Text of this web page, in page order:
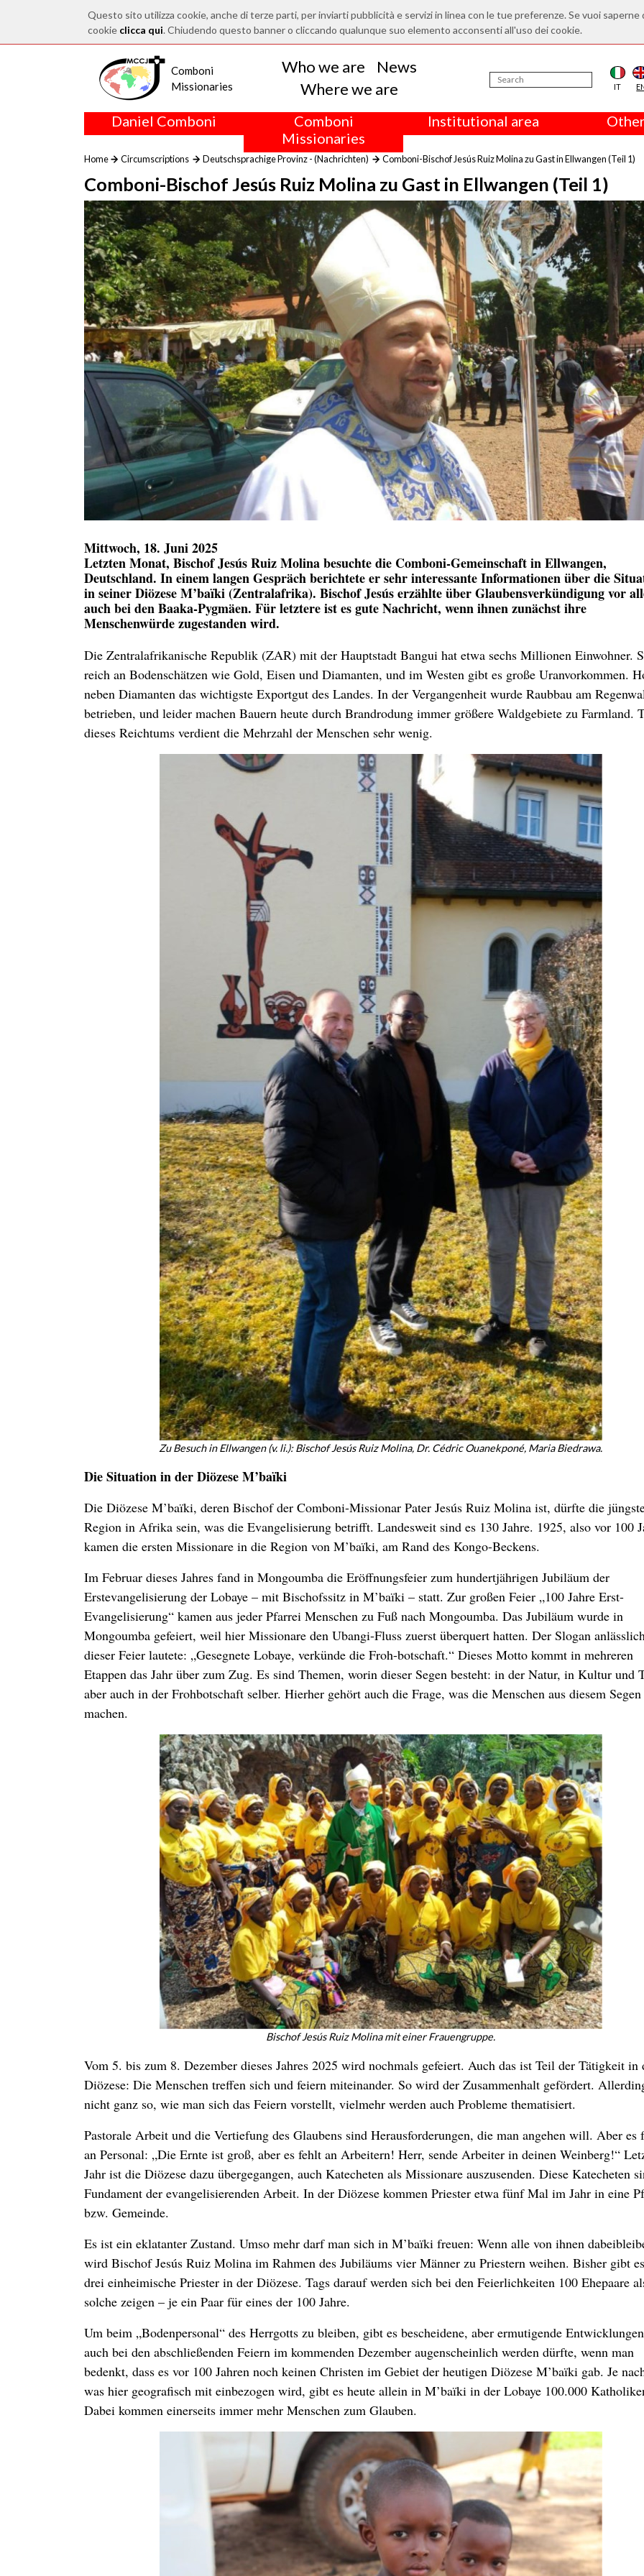
Questo sito utilizza cookie, anche di terze parti, per inviarti pubblicità e servizi in linea con le tue preferenze. Se vuoi
cookie clicca qui. Chiudendo questo banner o cliccando qualunque suo elemento acconsenti all'uso dei cookie.
Comboni
Missionaries
Who we are
News
Where we are
IT
Daniel Comboni
Comboni
Missionaries
Institutional area
Home Circumscriptions Deutschsprachige Provinz - (Nachrichten) Comboni-Bischof Jesús Ruiz Molina zu Gast in Ellwangen (Teil 1)
Comboni-Bischof Jesús Ruiz Molina zu Gast in Ellwangen (Teil 1)
Mittwoch, 18. Juni 2025
Letzten Monat, Bischof Jesús Ruiz Molina besuchte die Comboni-Gemeinschaft in Ellwangen,
Deutschland. In einem langen Gespräch berichtete er sehr interessante Informationen über die
in seiner Diözese M’baïki (Zentralafrika). Bischof Jesús erzählte über Glaubensverkündigung vor
auch bei den Baaka-Pygmäen. Für letztere ist es gute Nachricht, wenn ihnen zunächst ihre
Menschenwürde zugestanden wird.
Die Zentralafrikanische Republik (ZAR) mit der Hauptstadt Bangui hat etwa sechs Millionen Einwohner.
reich an Bodenschätzen wie Gold, Eisen und Diamanten, und im Westen gibt es große Uranvorkommen.
neben Diamanten das wichtigste Exportgut des Landes. In der Vergangenheit wurde Raubbau am
betrieben, und leider machen Bauern heute durch Brandrodung immer größere Waldgebiete zu Farmland.
dieses Reichtums verdient die Mehrzahl der Menschen sehr wenig.
Zu Besuch in Ellwangen (v. li.): Bischof Jesús Ruiz Molina, Dr. Cédric Ouanekponé, Maria Biedrawa.
Die Situation in der Diözese M’baïki
Die Diözese M’baïki, deren Bischof der Comboni-Missionar Pater Jesús Ruiz Molina ist, dürfte die
Region in Afrika sein, was die Evangelisierung betrifft. Landesweit sind es 130 Jahre. 1925, also vor 100
kamen die ersten Missionare in die Region von M’baïki, am Rand des Kongo-Beckens.
Im Februar dieses Jahres fand in Mongoumba die Eröffnungsfeier zum hundertjährigen Jubiläum der
Erstevangelisierung der Lobaye – mit Bischofssitz in M’baïki – statt. Zur großen Feier „100 Jahre Erst-
Evangelisierung“ kamen aus jeder Pfarrei Menschen zu Fuß nach Mongoumba. Das Jubiläum wurde in
Mongoumba gefeiert, weil hier Missionare den Ubangi-Fluss zuerst überquert hatten. Der Slogan
dieser Feier lautete: „Gesegnete Lobaye, verkünde die Froh-botschaft.“ Dieses Motto kommt in mehreren
Etappen das Jahr über zum Zug. Es sind Themen, worin dieser Segen besteht: in der Natur, in Kultur und
aber auch in der Frohbotschaft selber. Hierher gehört auch die Frage, was die Menschen aus diesem Segen
machen.
Bischof Jesús Ruiz Molina mit einer Frauengruppe.
Vom 5. bis zum 8. Dezember dieses Jahres 2025 wird nochmals gefeiert. Auch das ist Teil der Tätigkeit in
Diözese: Die Menschen treffen sich und feiern miteinander. So wird der Zusammenhalt gefördert.
nicht ganz so, wie man sich das Feiern vorstellt, vielmehr werden auch Probleme thematisiert.
Pastorale Arbeit und die Vertiefung des Glaubens sind Herausforderungen, die man angehen will. Aber es
an Personal: „Die Ernte ist groß, aber es fehlt an Arbeitern! Herr, sende Arbeiter in deinen Weinberg!“
Jahr ist die Diözese dazu übergegangen, auch Katecheten als Missionare auszusenden. Diese Katecheten
Fundament der evangelisierenden Arbeit. In der Diözese kommen Priester etwa fünf Mal im Jahr in eine
bzw. Gemeinde.
Es ist ein eklatanter Zustand. Umso mehr darf man sich in M’baïki freuen: Wenn alle von ihnen
wird Bischof Jesús Ruiz Molina im Rahmen des Jubiläums vier Männer zu Priestern weihen. Bisher gibt
drei einheimische Priester in der Diözese. Tags darauf werden sich bei den Feierlichkeiten 100 Ehepaare
solche zeigen – je ein Paar für eines der 100 Jahre.
Um beim „Bodenpersonal“ des Herrgotts zu bleiben, gibt es bescheidene, aber ermutigende
auch bei den abschließenden Feiern im kommenden Dezember augenscheinlich werden dürfte, wenn man
bedenkt, dass es vor 100 Jahren noch keinen Christen im Gebiet der heutigen Diözese M’baïki gab. Je
was hier geografisch mit einbezogen wird, gibt es heute allein in M’baïki in der Lobaye 100.000
Dabei kommen einerseits immer mehr Menschen zum Glauben.